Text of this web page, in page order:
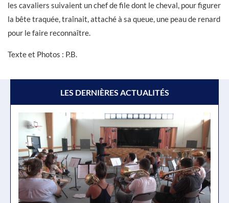
les cavaliers suivaient un chef de file dont le cheval, pour figurer
la bête traquée, traînait, attaché à sa queue, une peau de renard
pour le faire reconnaître.
Texte et Photos : P.B.
LES DERNIÈRES ACTUALITÉS